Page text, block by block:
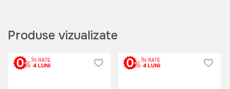
Produse vizualizate